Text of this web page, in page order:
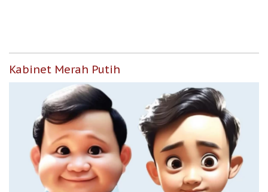
Kabinet Merah Putih